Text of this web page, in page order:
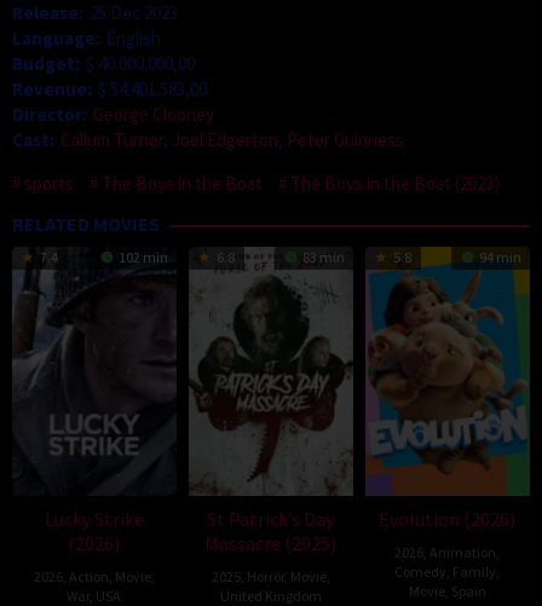
Release: 25 Dec 2023
Language: English
Budget: $ 40.000.000,00
Revenue: $ 54.401.583,00
Director: George Clooney
Cast: Callum Turner, Joel Edgerton, Peter Guinness
sports
The Boys in the Boat The Boys in the Boat (2023)
RELATED MOVIES
7.4 102 min
Lucky Strike
(2026)
2026, Action Movie,
War, USA
6.8 83 min
St Patrick’s Day
Massacre (2025)
2025, Horror, Movie,
United Kingdom
5.8 94 min
Evolution (2026)
2026 Animation
Comedy Family
Movie, Spain